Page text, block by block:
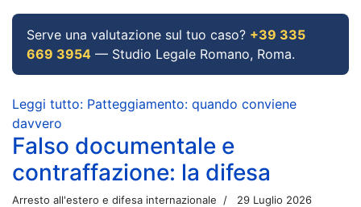
Serve una valutazione sul tuo caso? +39 335
669 3954 — Studio Legale Romano, Roma.
Leggi tutto: Patteggiamento: quando conviene
davvero
Falso documentale e
contraffazione: la difesa
Arresto all'estero e difesa internazionale 29 Luglio 2026